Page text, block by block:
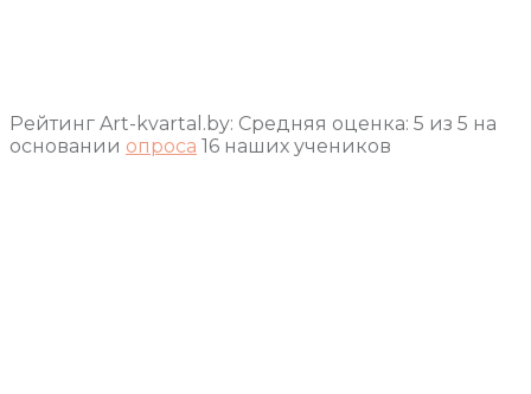
Рейтинг Art-kvartal.by: Средняя оценка: 5 из 5 на
основании опроса 16 наших учеников